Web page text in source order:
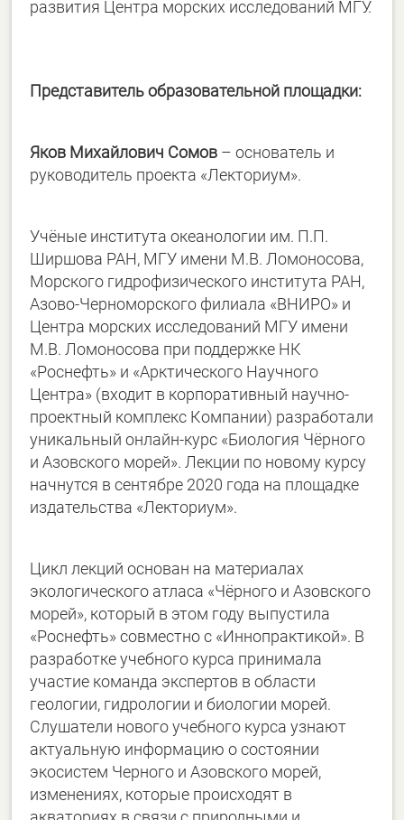
развития Центра морских исследований МГУ.
Представитель образовательной площадки:
Яков Михайлович Сомов – основатель и
руководитель проекта «Лекториум».
Учёные института океанологии им. П.П.
Ширшова РАН, МГУ имени М.В. Ломоносова,
Морского гидрофизического института РАН,
Азово-Черноморского филиала «ВНИРО» и
Центра морских исследований МГУ имени
М.В. Ломоносова при поддержке НК
«Роснефть» и «Арктического Научного
Центра» (входит в корпоративный научно-
проектный комплекс Компании) разработали
уникальный онлайн-курс «Биология Чёрного
и Азовского морей». Лекции по новому курсу
начнутся в сентябре 2020 года на площадке
издательства «Лекториум».
Цикл лекций основан на материалах
экологического атласа «Чёрного и Азовского
морей», который в этом году выпустила
«Роснефть» совместно с «Иннопрактикой». В
разработке учебного курса принимала
участие команда экспертов в области
геологии, гидрологии и биологии морей.
Слушатели нового учебного курса узнают
актуальную информацию о состоянии
экосистем Черного и Азовского морей,
изменениях, которые происходят в